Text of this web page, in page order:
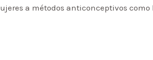
a métodos anticonceptivos como